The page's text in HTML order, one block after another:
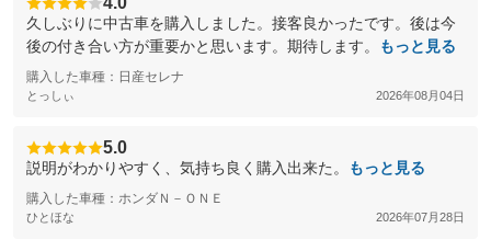
久しぶりに中古車を購入しました。接客良かったです。後は今
後の付き合い方が重要かと思います。期待します。
もっと見る
購入した車種：日産セレナ
とっしぃ 2026年08月04日
5.0
説明がわかりやすく、気持ち良く購入出来た。 もっと見る
購入した車種：ホンダＮ－ＯＮＥ
ひとほな 2026年07月28日